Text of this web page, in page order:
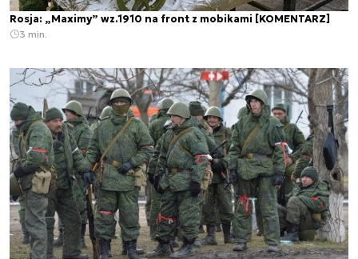
Rosja: „Maximy” wz.1910 na front z mobikami [KOMENTARZ]
3 min.